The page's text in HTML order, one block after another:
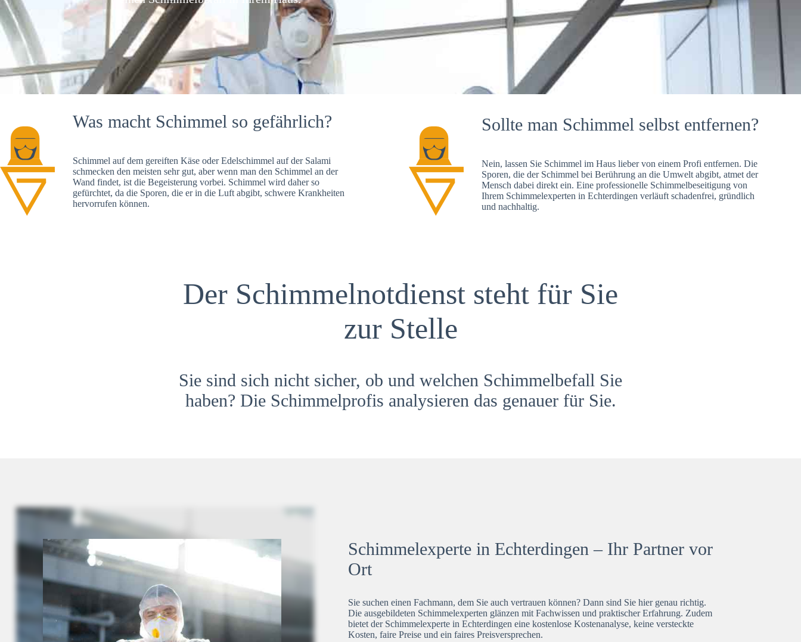
Was macht Schimmel so gefährlich?
Schimmel auf dem gereiften Käse oder Edelschimmel auf der Salami
schmecken den meisten sehr gut, aber wenn man den Schimmel an der
Wand findet, ist die Begeisterung vorbei. Schimmel wird daher so
gefürchtet, da die Sporen, die er in die Luft abgibt, schwere Krankheiten
hervorrufen können.
Sollte man Schimmel selbst entfernen?
Nein, lassen Sie Schimmel im Haus lieber von einem Profi entfernen. Die
Sporen, die der Schimmel bei Berührung an die Umwelt abgibt, atmet der
Mensch dabei direkt ein. Eine professionelle Schimmelbeseitigung von
Ihrem Schimmelexperten in Echterdingen verläuft schadenfrei, gründlich
und nachhaltig.
Der Schimmelnotdienst steht für Sie
zur Stelle
Sie sind sich nicht sicher, ob und welchen Schimmelbefall Sie
haben? Die Schimmelprofis analysieren das genauer für Sie.
Schimmelexperte in Echterdingen – Ihr Partner vor
Ort
Sie suchen einen Fachmann, dem Sie auch vertrauen können? Dann sind Sie hier genau richtig.
Die ausgebildeten Schimmelexperten glänzen mit Fachwissen und praktischer Erfahrung. Zudem
bietet der Schimmelexperte in Echterdingen eine kostenlose Kostenanalyse, keine versteckte
Kosten, faire Preise und ein faires Preisversprechen.